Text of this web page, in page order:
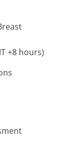
+8 hours)